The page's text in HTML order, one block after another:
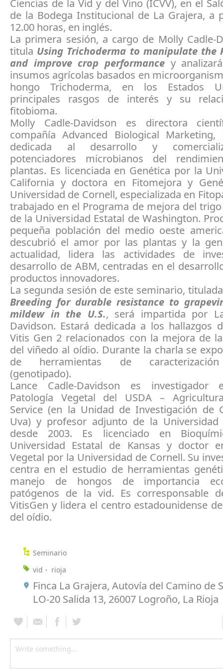
Ciencias de la Vid y del Vino (ICVV), en el
de la Bodega Institucional de La Grajera, a
12.00 horas, en inglés.
La primera sesión, a cargo de Molly Cadle-
titula Using Trichoderma to manipulate the
and improve crop performancey
insumos agrícolas basados en
hongo Trichoderma, en los Estados
principales rasgos de interés y su
fitobioma.
Molly Cadle-Davidson es directora
compañía Advanced Biological Marketing,
dedicada al desarrollo y
potenciadores microbianos del
plantas. Es licenciada en Genética por la
California y doctora en Fitomejora y
Universidad de Cornell, especializada en
trabajado en el Programa de mejora del
de la Universidad Estatal de Washington.
pequeña población del medio oeste
descubrió el amor por las plantas y la
actualidad, lidera las actividades de
desarrollo de ABM, centradas en el
productos innovadores.
La segunda sesión de este seminario,
Breeding for durable resistance to
mildew in the U.S., será impartida por
Davidson. Estará dedicada a los hallazgos
Vitis Gen 2 relacionados con la mejora de
del viñedo al oídio. Durante la charla se
de herramientas de
(genotipado).
Lance Cadle-Davidson es investigador
Patología Vegetal del USDA –
Service (en la Unidad de Investigación de
Uva) y profesor adjunto de la Universidad
desde 2003. Es licenciado en
Universidad Estatal de Kansas y doctor
Vegetal por la Universidad de Cornell. Su
centra en el estudio de herramientas
manejo de hongos de importancia
patógenos de la vid. Es corresponsable
VitisGen y lidera el centro estadounidense
del oídio.
Seminario
vid
rioja
Finca La Grajera, Autovía del Camino de
LO-20 Salida 13, 26007 Logroño, La Rioja